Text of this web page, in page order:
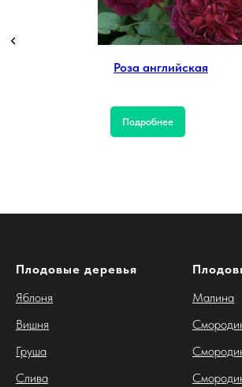
Роза английская
Подробнее
Плодовые деревья
Яблоня
Вишня
Груша
Слива
Малина